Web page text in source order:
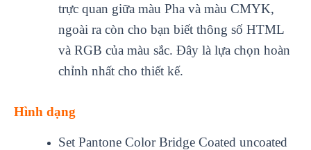
trực quan giữa màu Pha và màu CMYK,
ngoài ra còn cho bạn biết thông số HTML
và RGB của màu sắc. Đây là lựa chọn hoàn
chỉnh nhất cho thiết kế.
Hình dạng
Set Pantone Color Bridge Coated uncoated